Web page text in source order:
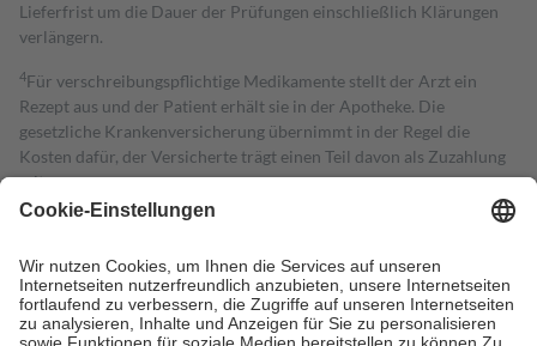
Lieferfrist um die Dauer der Prüfungen einschließlich Klärungen
verlängern.
4Für verschreibungspflichtige Medikamente stellt der Arzt ein
Rezept aus und der Patient erhält sie in der Apotheke. Die
gesetzliche Krankenversicherung übernimmt in der Regel die
Kosten dafür, der Versicherte trägt einen Teil davon als Zuzahlung
mit.
Grundsätzlich leisten Mitglieder Zuzahlungen in Höhe von zehn
höchstens zehn Euro.
Es sind jedoch nie mehr als die tatsächlichen
Kosten der Leistung zu entrichten.
Diese Regeln gelten grundsätzlich auch für Online-Apotheken.
Bei Heilmitteln und häuslicher Krankenpflege beträgt die